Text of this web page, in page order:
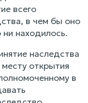
всего
в чем бы оно
находилось.
наследства
открытия
в